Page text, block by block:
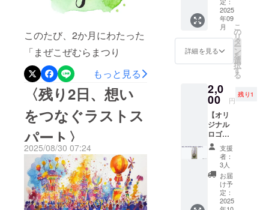
じたあのあたたかな空気
を、日常の中にも広げてい
けたら嬉しいです。ぜひ今
後のイベントにもお気軽に
ご参加ください詳しくは、
まぜこぜむら公式サイトに
記載しております。
https://mazekozemura.wixsit
e.com/mazekozemura/blank-
2
このたび、2か月にわたった
「まぜこぜむらまつり
2025」クラウドファンディ
ングが無事に目標達成し終
了いたしました。ご支援く
ださった皆さまに、スタッ
フ一同心から御礼申し上げ
ます。今回の取り組みを通
じて、音楽とアートでつな
がる、“まぜこぜ”の村の原点
が確かな形になりつつあり
もっと見る
〈残り2日、想い
をつなぐラストス
パート〉
2025/08/30 07:24
社団法人化
しました。
そもそも社
ぜの集合体
ぜこぜが当
たり前でな
ければなり
ません。
お互いを認
め合い、安
心して過ご
せる社会を
創っていき
ます。
ディン
グ限定
デザイ
ンの参
加チ
ケット
をお届
す。 ス
テージ
では、
まぜこ
ぜむら
楽団の
演奏を
はじ
め、歌
や踊
り、バ
ンド演
奏な
2025
年09
月
詳細を見る
こ
の
リ
タ
ー
ン
を
選
択
す
る
2,0
00 円
残り1
【オリ
ジナル
ロゴ
キーホ
ルダー
（カ
ラー）
こぜむ
らロゴ
支援
者：
3人
お届
け予
定：
2025